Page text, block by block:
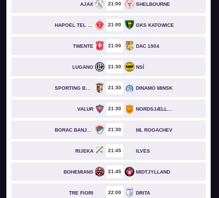
AJAX 21 00 SHELBOURNE
21 00 GKS KATOWICE
TWENTE 21 00 DAC 1904
LUGANO 21 30 NSÍ
SPORTING BRAGA 21 30 DINAMO MINSK
VALUR 21 30
21 30 ML ROGACHEV
RIJEKA 21 45 ILVES
BOHEMIANS 21 45 MIDTJYLLAND
TRE FIORI 22 00 DRITA